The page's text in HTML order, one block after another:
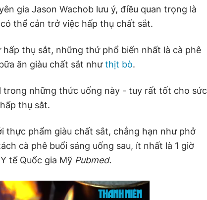
gia Jason Wachob lưu ý, điều quan trọng là
thể cản trở việc hấp thụ chất sắt.
hấp thụ sắt, những thứ phổ biến nhất là cà phê
ăn giàu chất sắt nhưthịt bò.
trong những thức uống này - tuy rất tốt cho sức
thụ sắt.
thực phẩm giàu chất sắt, chẳng hạn như phở
cà phê buổi sáng uống sau, ít nhất là 1 giờ
tế Quốc gia Mỹ Pubmed.